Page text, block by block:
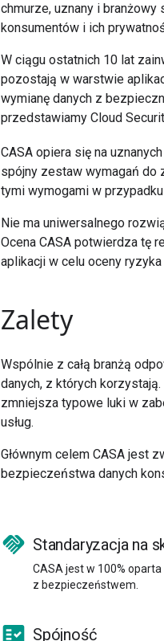
chmurze, uznany i
konsumentów i ich
W ciągu ostatnich 10 lat
pozostają w warstwie
wymianę danych z
przedstawiamy Cloud
CASA opiera się na
spójny zestaw wymagań do
tymi wymogami w
Nie ma uniwersalnego
Ocena CASA potwierdza tę
aplikacji w celu oceny
Zalety
Wspólnie z całą branżą
danych, z których
zmniejsza typowe luki w
usług.
Głównym celem CASA jest
bezpieczeństwa danych
handshake Standaryzacja na
CASA jest w 100%
z bezpieczeństwem.
fact_check Spójność